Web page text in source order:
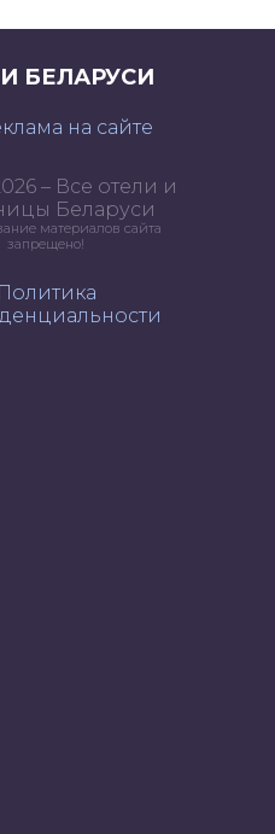
БЕЛАРУСИ
на сайте
– Все отели и
Беларуси
материалов сайта
запрещено!
Политика